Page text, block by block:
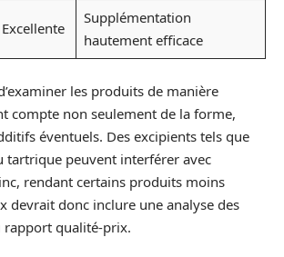
Excellente
Supplémentation
hautement efficace
les produits de manière
compte non seulement de la forme,
éventuels. Des excipients tels que
tartrique peuvent interférer avec
rendant certains produits moins
devrait donc inclure une analyse des
rapport qualité-prix.